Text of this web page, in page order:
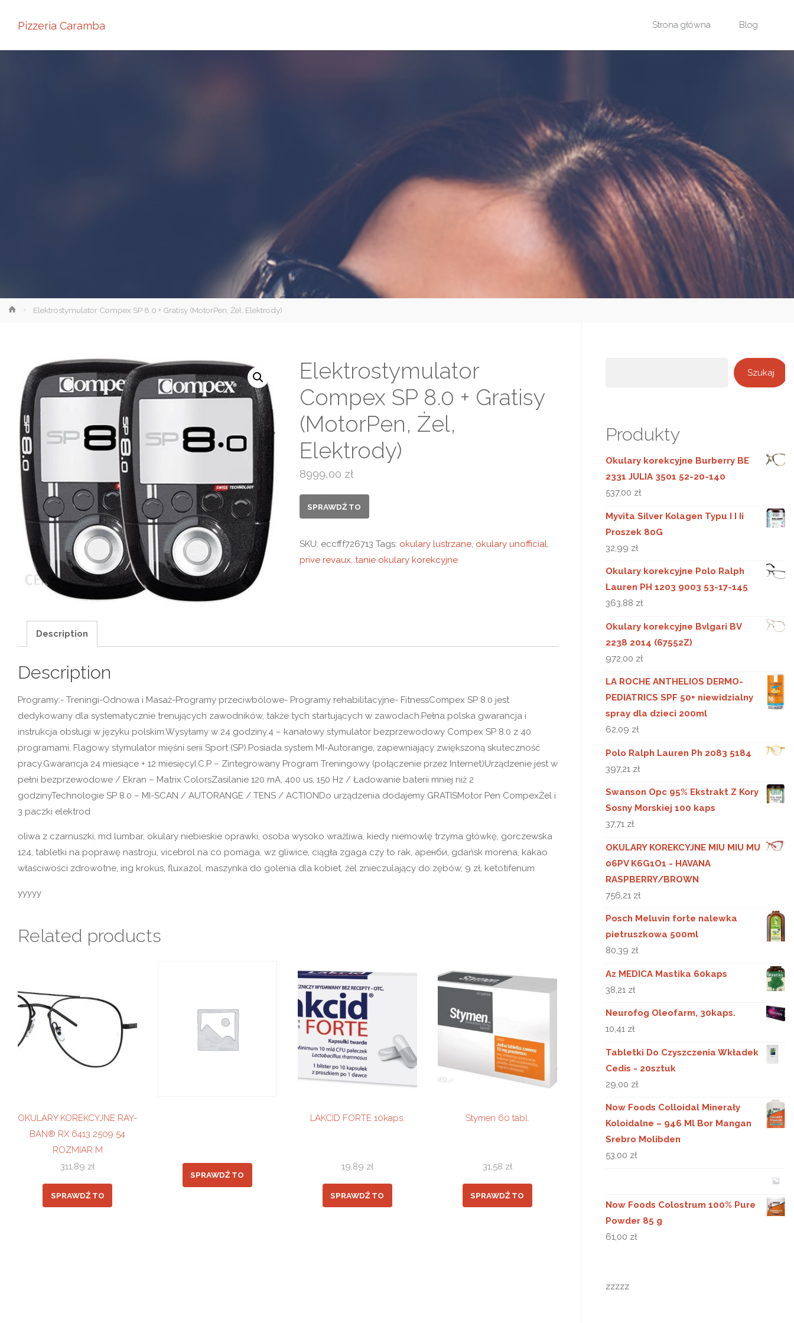
Pizzeria Caramba Strona główna Blog
StronaElektrostymulator Compex SP 8.0 + Gratisy (MotorPen, Żel, Elektrody)
Elektrostymulator
Compex SP 8.0 + Gratisy
(MotorPen, Żel,
Elektrody)
8999,00 zł
SPRAWDŹ TO
SKU: eccfff726713 Tags: okulary lustrzane, okulary unofficial,
prive revaux, tanie okulary korekcyjne
Description
Description
Programy:- Treningi-Odnowa i Masaż-Programy przeciwbólowe- Programy rehabilitacyjne- FitnessCompex SP 8.0 jest
dedykowany dla systematycznie trenujących zawodników, także tych startujących w zawodach.Pełna polska gwarancja i
instrukcja obsługi w języku polskim.Wysyłamy w 24 godziny.4 – kanałowy stymulator bezprzewodowy Compex SP 8.0 z 40
programami. Flagowy stymulator mięśni serii Sport (SP).Posiada system MI-Autorange, zapewniający zwiększoną skuteczność
pracy.Gwarancja 24 miesiące + 12 miesięcyI.C.P – Zintegrowany Program Treningowy (połączenie przez Internet)Urządzenie jest w
pełni bezprzewodowe / Ekran – Matrix ColorsZasilanie 120 mA, 400 us, 150 Hz / Ładowanie baterii mniej niż 2
godzinyTechnologie SP 8.0 – MI-SCAN / AUTORANGE / TENS / ACTIONDo urządzenia dodajemy GRATISMotor Pen CompexŻel i
3 paczki elektrod
oliwa z czarnuszki, md lumbar, okulary niebieskie oprawki, osoba wysoko wrażliwa, kiedy niemowlę trzyma główkę, gorczewska
124, tabletki na poprawę nastroju, vicebrol na co pomaga, wz gliwice, ciągła zgaga czy to rak, аренби, gdańsk morena, kakao
właściwości zdrowotne, ing krokus, fluxazol, maszynka do golenia dla kobiet, żel znieczulający do zębów, 9 zł, ketotifenum
yyyyy
Related products
OKULARY KOREKCYJNE RAY-
BAN® RX 6413 2509 54
ROZMIAR M
311,89 zł
SPRAWDŹ TO
SPRAWDŹ TO
LAKCID FORTE 10kaps.
19,89 zł
SPRAWDŹ TO
Stymen 60 tabl.
31,58 zł
SPRAWDŹ TO
Szukaj
Produkty
Okulary korekcyjne Burberry BE
2331 JULIA 3501 52-20-140
537,00 zł
Myvita Silver Kolagen Typu I I Ii
Proszek 80G
32,99 zł
Okulary korekcyjne Polo Ralph
Lauren PH 1203 9003 53-17-145
363,88 zł
Okulary korekcyjne Bvlgari BV
2238 2014 (67552Z)
972,00 zł
LA ROCHE ANTHELIOS DERMO-
PEDIATRICS SPF 50+ niewidzialny
spray dla dzieci 200ml
62,09 zł
Polo Ralph Lauren Ph 2083 5184
397,21 zł
Swanson Opc 95% Ekstrakt Z Kory
Sosny Morskiej 100 kaps
37,71 zł
OKULARY KOREKCYJNE MIU MIU MU
06PV K6G1O1 - HAVANA
RASPBERRY/BROWN
756,21 zł
Posch Meluvin forte nalewka
pietruszkowa 500ml
80,39 zł
Az MEDICA Mastika 60kaps
38,21 zł
Neurofog Oleofarm, 30kaps.
10,41 zł
Tabletki Do Czyszczenia Wkładek
Cedis - 20sztuk
29,00 zł
Now Foods Colloidal Minerały
Koloidalne – 946 Ml Bor Mangan
Srebro Molibden
53,00 zł
Now Foods Colostrum 100% Pure
Powder 85 g
61,00 zł
zzzzz